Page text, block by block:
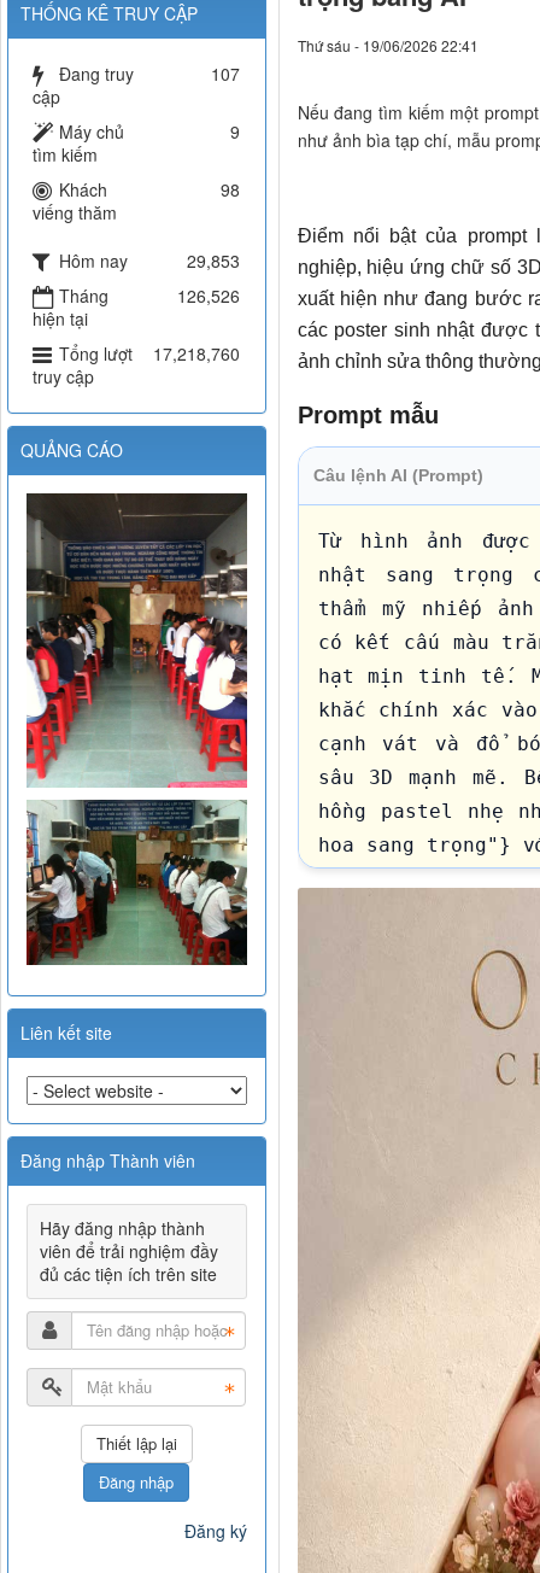
Thứ sáu - 19/06/2026 22:41
Nếu đang tìm kiếm một
như ảnh bìa tạp chí, mẫu
Điểm nổi bật của
nghiệp, hiệu ứng chữ số
xuất hiện như đang bước
các poster sinh nhật được
ảnh chỉnh sửa thông
Prompt mẫu
Câu lệnh AI (Prompt)
Từ hình ảnh
nhật sang trọng
thẩm mỹ nhiếp
có kết cấu màu
hạt mịn tinh tế.
khắc chính xác
cạnh vát và đổ
sâu 3D mạnh mẽ.
hồng pastel nhẹ
hoa sang trọng"}
quần yếm
nhiên. Khuôn
vươn ra ngoài
3D nổi bật chân
từ một phía, ánh
Bố cục biên tập
phản mềm mại,
không có lỗi AI.
THỐNG KÊ TRUY CẬP
Đang truy
cập
107
Máy chủ
tìm kiếm
9
Khách
viếng thăm
98
Hôm nay
29,853
Tháng
hiện tại
126,526
Tổng lượt
truy cập
17,218,760
QUẢNG CÁO
Liên kết site
Đăng nhập Thành viên
Hãy đăng nhập thành
viên để trải nghiệm đầy
đủ các tiện ích trên site
Đăng nhập
Đăng ký